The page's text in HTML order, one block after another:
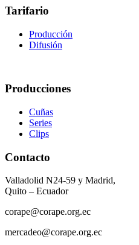
Tarifario
Producción
Difusión
Producciones
Cuñas
Series
Clips
Contacto
Valladolid N24-59 y Madrid,
Quito – Ecuador
corape@corape.org.ec
mercadeo@corape.org.ec